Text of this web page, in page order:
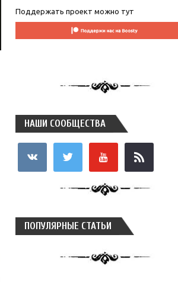
Поддержать проект можно тут
НАШИ СООБЩЕСТВА
ПОПУЛЯРНЫЕ СТАТЬИ